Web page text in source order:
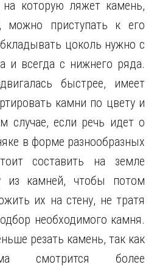
на которую ляжет камень,
можно приступать к его
цоколь нужно с
и всегда с нижнего ряда.
быстрее, имеет
камни по цвету и
случае, если речь идет о
в форме разнообразных
составить на земле
из камней, чтобы потом
их на стену, не тратя
необходимого камня.
резать камень, так как
смотрится более